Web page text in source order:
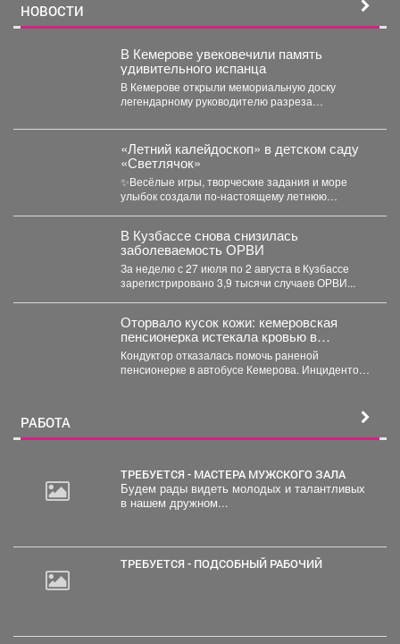
НОВОСТИ
В Кемерове увековечили память
удивительного испанца
В Кемерове открыли мемориальную доску
легендарному руководителю разреза
который стал...
«Летний калейдоскоп» в детском саду
«Светлячок»
✨Весёлые игры, творческие задания и море
улыбок создали по-настоящему летнюю
В Кузбассе снова снизилась
заболеваемость ОРВИ
За неделю с 27 июля по 2 августа в Кузбассе
зарегистрировано 3,9 тысячи случаев ОРВИ...
Оторвало кусок кожи: кемеровская
пенсионерка истекала кровью в
автобусе
Кондуктор отказалась помочь раненой
пенсионерке в автобусе Кемерова. Инцидентом
РАБОТА
ТРЕБУЕТСЯ - МАСТЕРА МУЖСКОГО ЗАЛА
Будем рады видеть молодых и талантливых
в нашем дружном...
ТРЕБУЕТСЯ - ПОДСОБНЫЙ РАБОЧИЙ